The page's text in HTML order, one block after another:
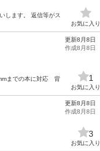
します。 返信等がス
お気に入り
までの本に対応 背
更新8月8日
作成8月8日
1
お気に入り
更新8月8日
作成8月8日
3
お気に入り